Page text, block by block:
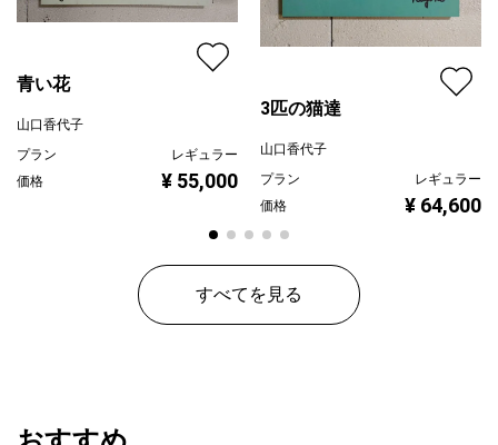
青い花
山口香代子
プラン
レギュラー
価格
¥ 55,000
3匹の猫達
山口香代子
プラン
レギュラー
価格
¥ 64,600
すべてを見る